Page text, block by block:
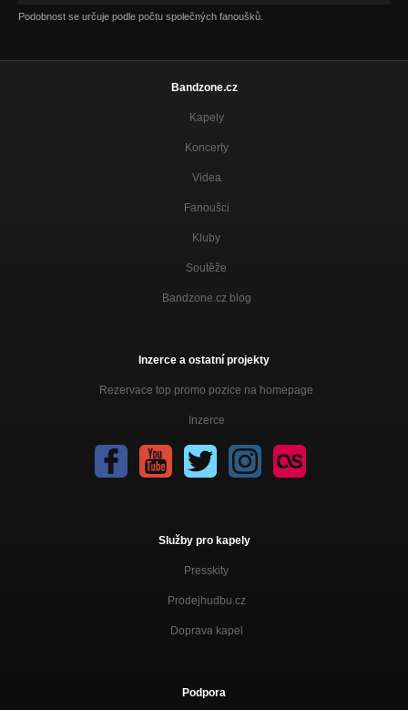
Podobnost se určuje podle počtu společných fanoušků.
Bandzone.cz
Kapely
Koncerty
Videa
Fanoušci
Kluby
Soutěže
Bandzone.cz blog
Inzerce a ostatní projekty
Rezervace top promo pozice na homepage
Inzerce
Služby pro kapely
Presskity
Prodejhudbu.cz
Doprava kapel
Podpora